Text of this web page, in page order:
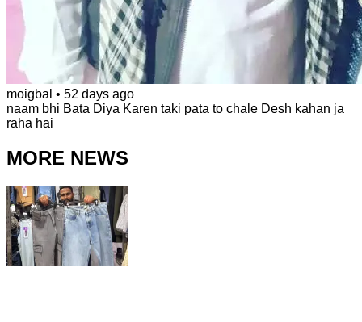
moigbal • 52 days ago
naam bhi Bata Diya Karen taki pata to chale Desh kahan ja
raha hai
MORE NEWS